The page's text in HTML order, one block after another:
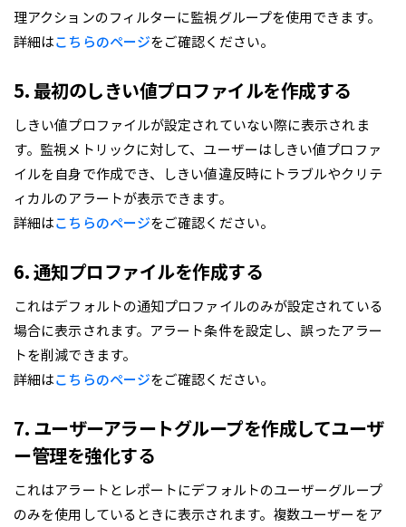
理アクションのフィルターに監視グループを使用できます。
詳細はこちらのページをご確認ください。
5. 最初のしきい値プロファイルを作成する
しきい値プロファイルが設定されていない際に表示されま
す。監視メトリックに対して、ユーザーはしきい値プロファ
イルを自身で作成でき、しきい値違反時にトラブルやクリテ
ィカルのアラートが表示できます。
詳細はこちらのページをご確認ください。
6. 通知プロファイルを作成する
これはデフォルトの通知プロファイルのみが設定されている
場合に表示されます。アラート条件を設定し、誤ったアラー
トを削減できます。
詳細はこちらのページをご確認ください。
7. ユーザーアラートグループを作成してユーザ
ー管理を強化する
これはアラートとレポートにデフォルトのユーザーグループ
のみを使用しているときに表示されます。複数ユーザーをア